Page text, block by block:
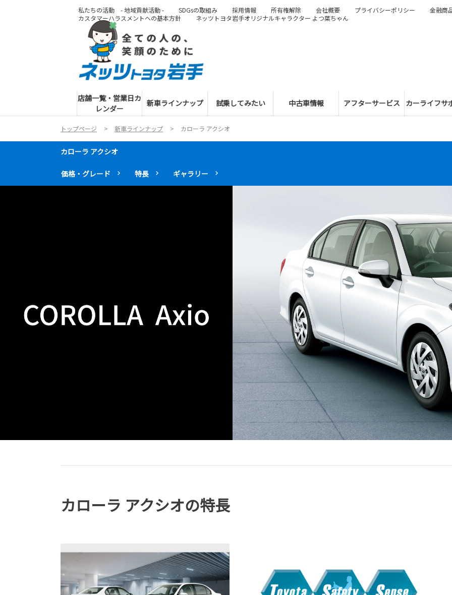
店舗一覧・営業日カ
レンダー
新車ラインナップ 試乗してみたい 中古車情報 アフターサービス カーライフサ
私たちの活動 - 地域貢献活動 - SDGsの取組み 採用情報 所有権解除 会社概要 プライバシーポリシー
金融商
カスタマーハラスメントへの基本方針
ネッツトヨタ岩手オリジナルキャラクター よつ葉ちゃん
トップページ 新車ラインナップ カローラ アクシオ
カローラ アクシオ
価格・グレード 特長 ギャラリー
カローラ アクシオの特長